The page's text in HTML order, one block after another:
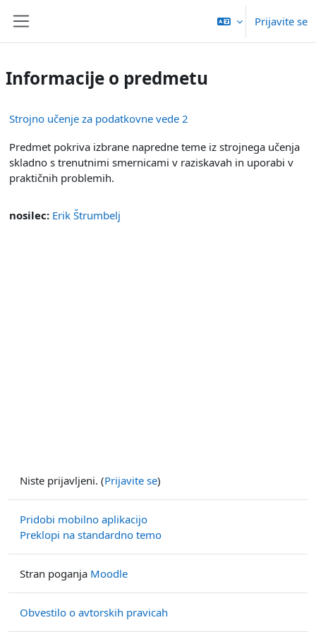
Prijavite se
Informacije o predmetu
Strojno učenje za podatkovne vede 2
Predmet pokriva izbrane napredne teme iz strojnega učenja
skladno s trenutnimi smernicami v raziskavah in uporabi v
praktičnih problemih.
nosilec: Erik Štrumbelj
Niste prijavljeni. (Prijavite se)
Pridobi mobilno aplikacijo
Preklopi na standardno temo
Stran poganja Moodle
Obvestilo o avtorskih pravicah